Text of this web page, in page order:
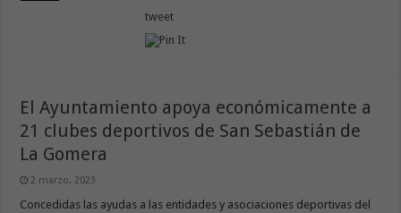
tweet
El Ayuntamiento apoya económicamente a
21 clubes deportivos de San Sebastián de
La Gomera
2 marzo, 2023
Concedidas las ayudas a las entidades y asociaciones deportivas del